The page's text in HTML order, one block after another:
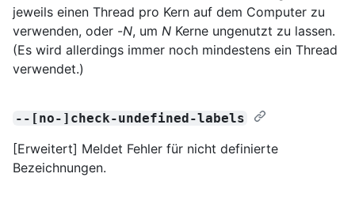
jeweils einen Thread pro Kern auf dem Computer zu
verwenden, oder -N, um N Kerne ungenutzt zu lassen.
(Es wird allerdings immer noch mindestens ein Thread
verwendet.)
--[no-]check-undefined-labels
[Erweitert] Meldet Fehler für nicht definierte
Bezeichnungen.